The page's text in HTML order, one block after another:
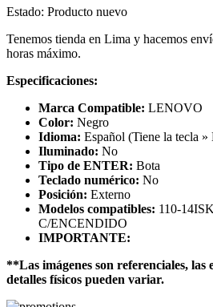
Estado: Producto nuevo
Tenemos tienda en Lima y hacemos
horas máximo.
Especificaciones:
Marca Compatible: LENOVO
Color: Negro
Idioma: Español (Tiene la tecla »
Iluminado: No
Tipo de ENTER: Bota
Teclado numérico: No
Posición: Externo
Modelos compatibles: 110-
C/ENCENDIDO
IMPORTANTE:
**Las imágenes son referenciales, las
detalles físicos pueden variar.